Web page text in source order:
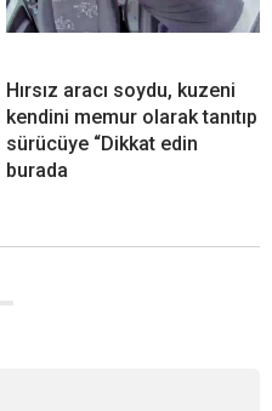
Hırsız aracı soydu, kuzeni
kendini memur olarak tanıtıp
sürücüye “Dikkat edin
burada